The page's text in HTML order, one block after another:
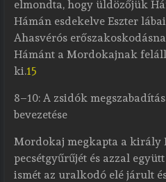
elmondta, hogy üldözőjük
Hámán esdekelve Eszter
Ahasvérós
Hámánt a Mordokajnak
ki.15
8–10: A zsidók
bevezetése
Mordokaj megkapta a király
pecsétgyűrűjét és azzal
ismét az uralkodó elé járult